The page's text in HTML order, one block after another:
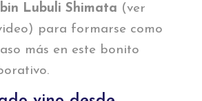
Lubuli Shimata (ver
para formarse como
más en este bonito